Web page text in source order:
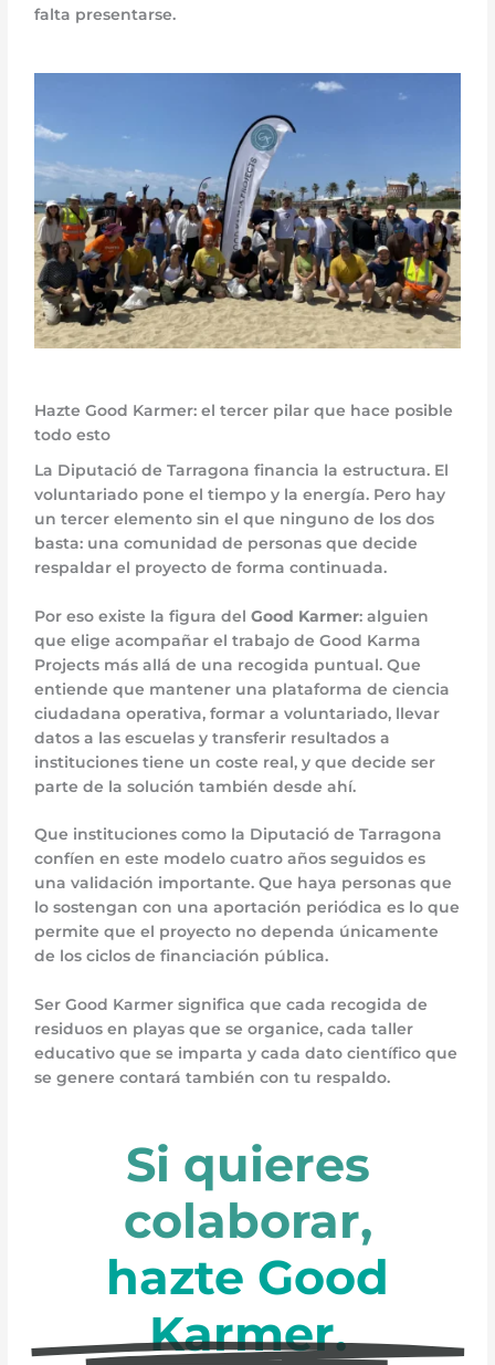
falta presentarse.
Hazte Good Karmer: el tercer pilar que hace posible
todo esto
La Diputació de Tarragona financia la estructura. El
voluntariado pone el tiempo y la energía. Pero hay
un tercer elemento sin el que ninguno de los dos
basta: una comunidad de personas que decide
respaldar el proyecto de forma continuada.
Por eso existe la figura delGood Karmer: alguien
que elige acompañar el trabajo de Good Karma
Projects más allá de una recogida puntual. Que
entiende que mantener una plataforma de ciencia
ciudadana operativa, formar a voluntariado, llevar
datos a las escuelas y transferir resultados a
instituciones tiene un coste real, y que decide ser
parte de la solución también desde ahí.
Que instituciones como la Diputació de Tarragona
confíen en este modelo cuatro años seguidos es
una validación importante. Que haya personas que
lo sostengan con una aportación periódica es lo que
permite que el proyecto no dependa únicamente
de los ciclos de financiación pública.
Ser Good Karmer significa que cada recogida de
residuos en playas que se organice, cada taller
educativo que se imparta y cada dato científico que
se genere contará también con tu respaldo.
Si quieres
colaborar,
hazte Good
Karmer.